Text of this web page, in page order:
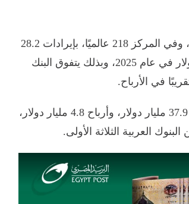
أما بنك الإمارات دبي الوطني، فجاء ثانيًا عربيًا في القطاع، وفي المركز 218 عالميًا، بإيرادات 28.2
مليار دولار، وأرباح 6.5 مليار دولار، وأصول 317.1 مليار دولار في عام 2025، وبذلك يتفوق البنك
في الأرباح.
ثم جاءت مجموعة QNB في المركز 220 عالميًا، بإيرادات 37.9 مليار دولار، وأرباح 4.8 مليار دولار،